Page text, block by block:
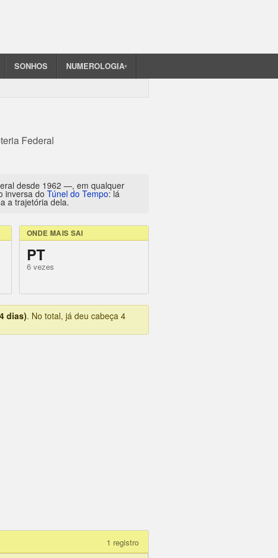
SONHOS NUMEROLOGIA▾
Federal
desde 1962 —, em qualquer
inversa do Túnel do Tempo: lá
a trajetória dela.
ONDE MAIS SAI
PT
6 vezes
dias). No total, já deu cabeça 4
1 registro